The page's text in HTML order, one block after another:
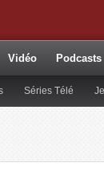
Vidéo Podcasts
Séries Télé